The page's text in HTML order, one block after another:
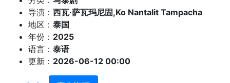
导演： 西瓦·萨瓦玛尼固,Ko Nantalit Tampacha
地区： 泰国
年份： 2025
语言： 泰语
更新： 2026-06-12 00:00